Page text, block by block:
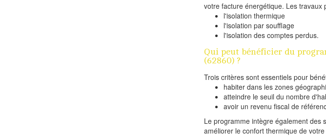
votre facture énergétique. Les travaux
l'isolation thermique
l'isolation par soufflage
l'isolation des comptes perdus.
Qui peut bénéficier du
(62860) ?
Trois critères sont essentiels pour
habiter dans les zones
atteindre le seuil du nombre
avoir un revenu fiscal de
Le programme intègre également des
améliorer le confort thermique de